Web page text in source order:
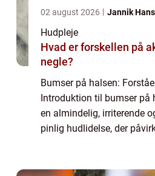
02 august 2026 Jannik
Hudpleje
Hvad er forskellen på
negle?
Bumser på halsen:
Introduktion til bumser på
en almindelig, irriterende
pinlig hudlidelse, der